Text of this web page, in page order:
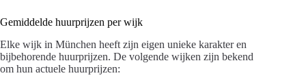
Gemiddelde huurprijzen per wijk
Elke wijk in München heeft zijn eigen unieke karakter en
bijbehorende huurprijzen. De volgende wijken zijn bekend
om hun actuele huurprijzen: